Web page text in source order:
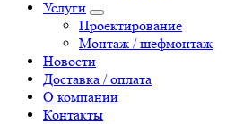
Услуги
Проектирование
Монтаж / шефмонтаж
Новости
Доставка / оплата
О компании
Контакты